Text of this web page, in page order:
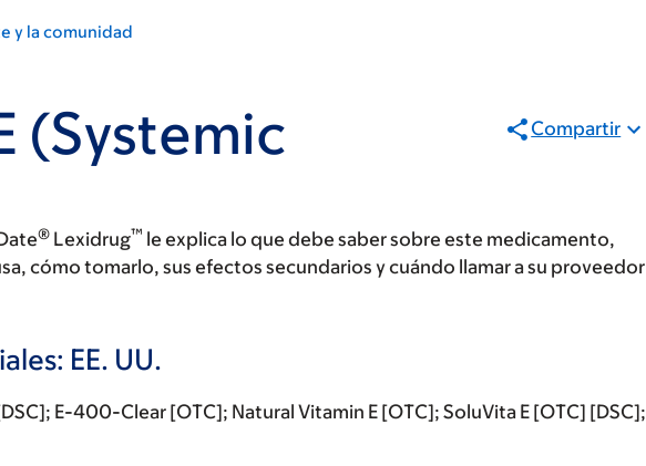
y la comunidad
(Systemic Compartir
® Lexidrug™ le explica lo que debe saber sobre este medicamento,
cómo tomarlo, sus efectos secundarios y cuándo llamar a su proveedor
EE. UU.
E-400-Clear [OTC]; Natural Vitamin E [OTC]; SoluVita E [OTC] [DSC];